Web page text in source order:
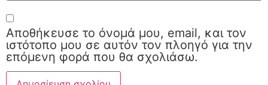
Αποθήκευσε το όνομά μου, email, και τον
ιστότοπο μου σε αυτόν τον πλοηγό για την
επόμενη φορά που θα σχολιάσω.